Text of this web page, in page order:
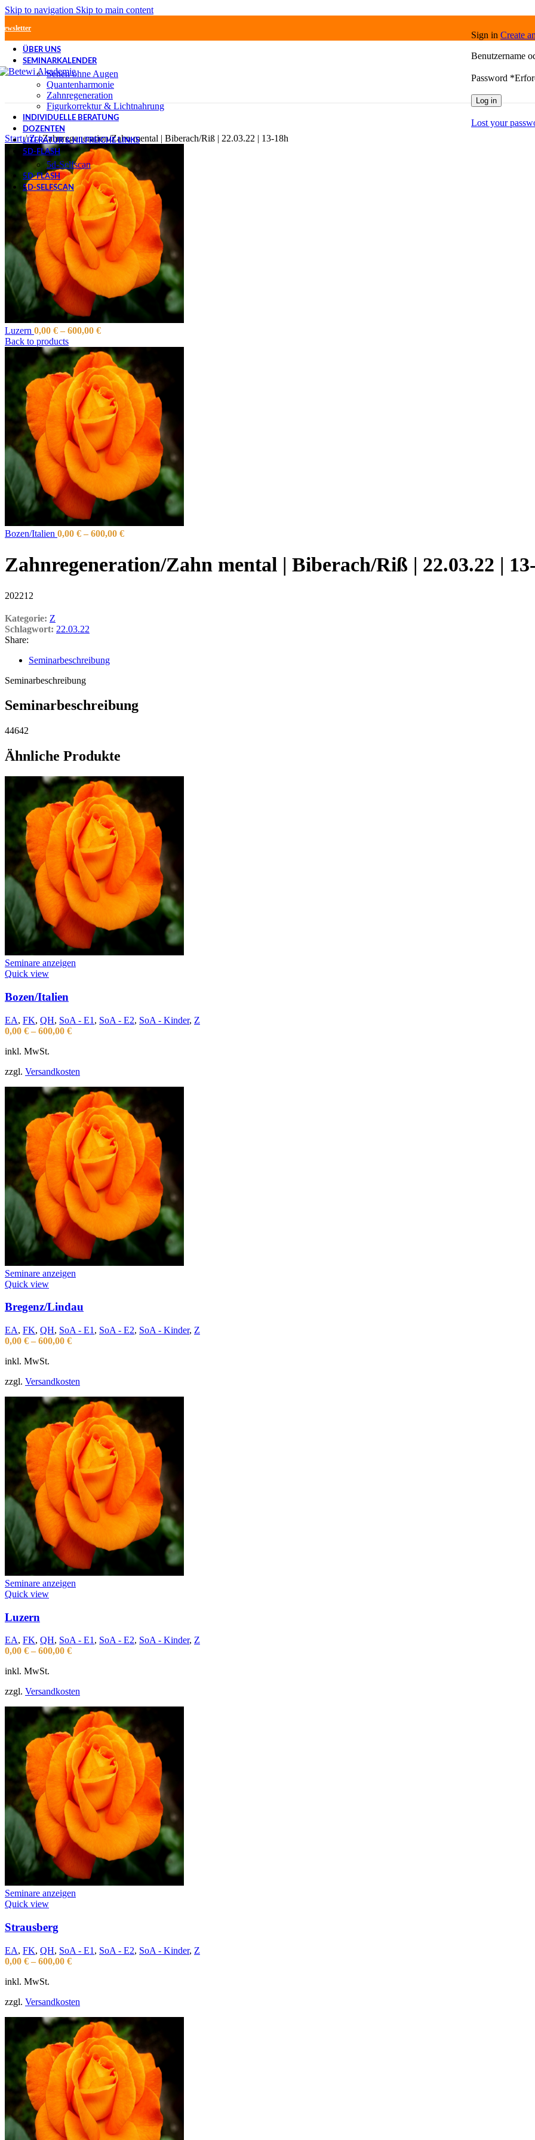
Skip to navigation Skip to main content
Sign in Create
Benutzername
Password *
Log in
Lost your
ÜBER UNS
SEMINARKALENDER
Sehen ohne Augen
Quantenharmonie
Zahnregeneration
Figurkorrektur & Lichtnahrung
INDIVIDUELLE BERATUNG
DOZENTEN
LITERATUR & HILFREICHE LINKS
5D-FLASH
5d-Selfscan
5D-FLASH
5D-SELFSCAN
Start/ Z/ Zahnregeneration/Zahn mental | Biberach/Riß | 22.03.22 | 13-18h
Luzern 0,00 € – 600,00 €
Back to products
Bozen/Italien 0,00 € – 600,00 €
Zahnregeneration/Zahn mental | Biberach/Riß | 22.03.22 |
202212
Kategorie: Z
Schlagwort: 22.03.22
Share:
Seminarbeschreibung
Seminarbeschreibung
Seminarbeschreibung
44642
Ähnliche Produkte
Seminare anzeigen
Quick view
Bozen/Italien
EA, FK, QH, SoA - E1 , SoA - E2, SoA - Kinder, Z
0,00 € – 600,00 €
inkl. MwSt.
zzgl. Versandkosten
Seminare anzeigen
Quick view
Bregenz/Lindau
EA, FK, QH, SoA - E1 , SoA - E2, SoA - Kinder, Z
0,00 € – 600,00 €
inkl. MwSt.
zzgl. Versandkosten
Seminare anzeigen
Quick view
Luzern
EA, FK, QH, SoA - E1, SoA - E2, SoA - Kinder, Z
0,00 € – 600,00 €
inkl. MwSt.
zzgl. Versandkosten
Seminare anzeigen
Quick view
Strausberg
EA, FK, QH, SoA - E1 , SoA - E2, SoA - Kinder, Z
0,00 € – 600,00 €
inkl. MwSt.
zzgl. Versandkosten